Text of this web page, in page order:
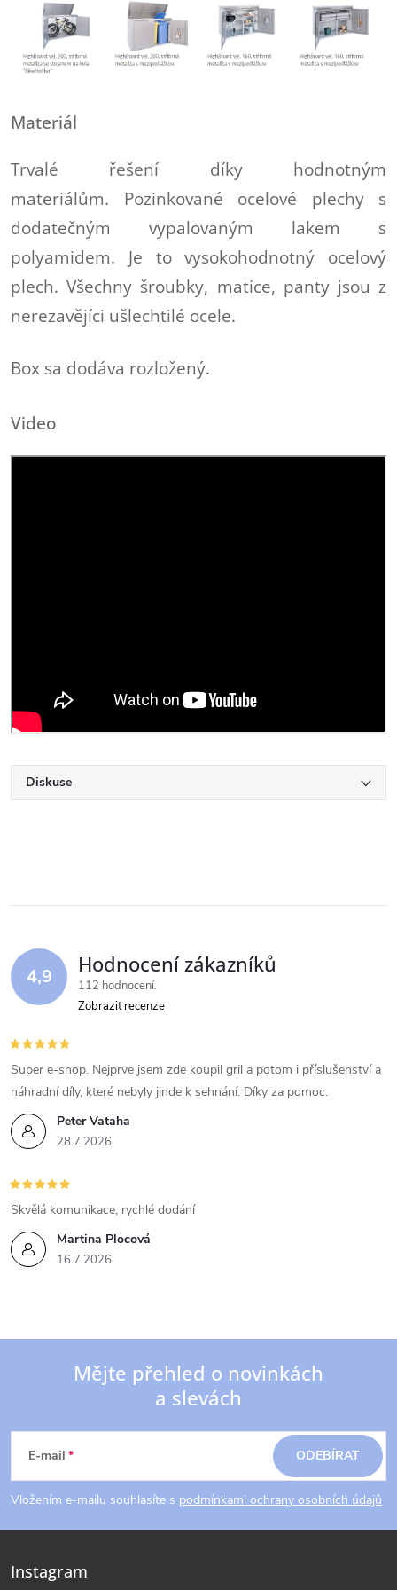
Materiál
Trvalé řešení díky hodnotným
materiálům. Pozinkované ocelové plechy s
dodatečným vypalovaným lakem s
polyamidem. Je to vysokohodnotný ocelový
plech. Všechny šroubky, matice, panty jsou z
nerezavějíci ušlechtilé ocele.
Box sa dodáva rozložený.
Video
Diskuse
4,9 Hodnocení zákazníků
112 hodnocení
Zobrazit recenze
Peter Vataha
28.7.2026
Super e-shop. Nejprve jsem zde koupil gril a potom i příslušenství a
náhradní díly, které nebyly jinde k sehnání. Díky za pomoc.
Martina Plocová
16.7.2026
Skvělá komunikace, rychlé dodání
p
a
Mějte přehled o novinkách
a slevách
E-mail
Vložením e-mailu souhlasíte s podmínkami ochrany osobních údajů
ODEBÍRAT
Instagram